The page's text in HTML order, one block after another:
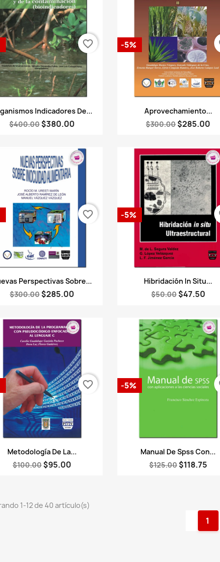
Vista rápida
Indicadores De...
$400.00 $380.00
favorite_border
Vista rápida
Aprovechamiento...
$300.00$285.00
-5%
Vista rápida
Perspectivas Sobre...
$300.00 $285.00
favorite_border
Vista rápida
Hibridación In Situ...
$50.00 $47.50
-5%
Vista rápida
Metodología De La...
$100.00 $95.00
favorite_border
Vista rápida
Manual De Spss Con...
$125.00 $118.75
-5%
1-12 de 40 artículo(s)
1